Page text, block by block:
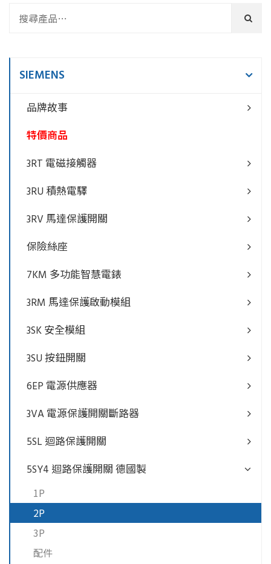
SIEMENS
品牌故事
特價商品
3RT 電磁接觸器
3RU 積熱電驛
3RV 馬達保護開關
保險絲座
7KM 多功能智慧電錶
3RM 馬達保護啟動模組
3SK 安全模組
3SU 按鈕開關
6EP 電源供應器
3VA 電源保護開關斷路器
5SL 迴路保護開關
5SY4 迴路保護開關 德國製
1P
2P
3P
配件